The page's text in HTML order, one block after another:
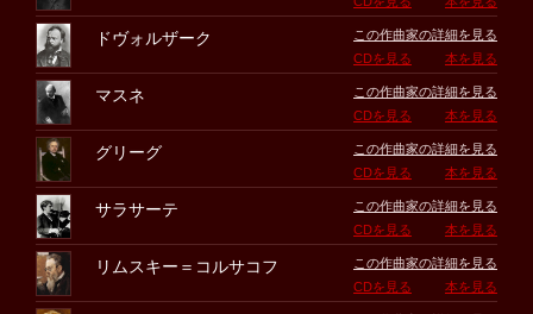
ドヴォルザーク
この作曲家の詳細を見る
CDを見る
本を見る
マスネ
この作曲家の詳細を見る
CDを見る
本を見る
グリーグ
この作曲家の詳細を見る
CDを見る
本を見る
サラサーテ
この作曲家の詳細を見る
CDを見る
本を見る
リムスキー＝コルサコフ
この作曲家の詳細を見る
CDを見る
本を見る